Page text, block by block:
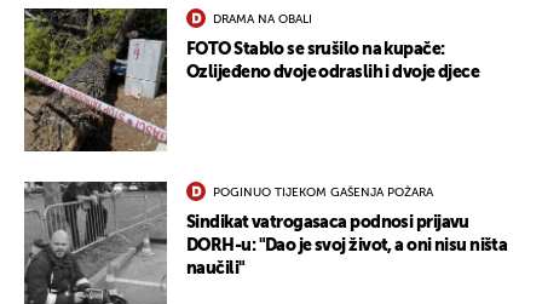
DRAMA NA OBALI
FOTO Stablo se srušilo na kupače:
Ozlijeđeno dvoje odraslih i dvoje djece
POGINUO TIJEKOM GAŠENJA POŽARA
Sindikat vatrogasaca podnosi prijavu
DORH-u: "Dao je svoj život, a oni nisu ništa
naučili"